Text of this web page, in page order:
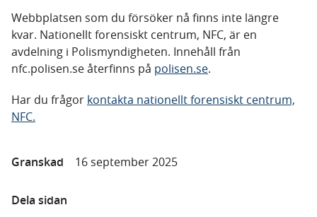
Webbplatsen som du försöker nå finns inte längre
kvar. Nationellt forensiskt centrum, NFC, är en
avdelning i Polismyndigheten. Innehåll från
nfc.polisen.se återfinns på polisen.se.
Har du frågor kontakta nationellt forensiskt centrum,
NFC.
Granskad 16 september 2025
Dela sidan